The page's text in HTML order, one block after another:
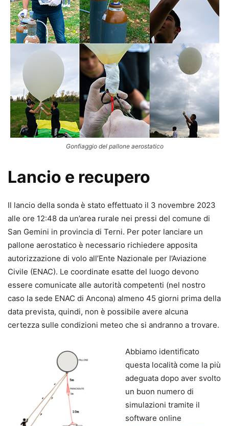
Gonfiaggio del pallone aerostatico
Lancio e recupero
Il lancio della sonda è stato effettuato il 3 novembre 2023
alle ore 12:48 da un’area rurale nei pressi del comune di
San Gemini in provincia di Terni. Per poter lanciare un
pallone aerostatico è necessario richiedere apposita
autorizzazione di volo all’Ente Nazionale per l’Aviazione
Civile (ENAC). Le coordinate esatte del luogo devono
essere comunicate alle autorità competenti (nel nostro
caso la sede ENAC di Ancona) almeno 45 giorni prima della
data prevista, quindi, non è possibile avere alcuna
certezza sulle condizioni meteo che si andranno a trovare.
Abbiamo identificato
questa località come la più
adeguata dopo aver svolto
un buon numero di
simulazioni tramite il
software online